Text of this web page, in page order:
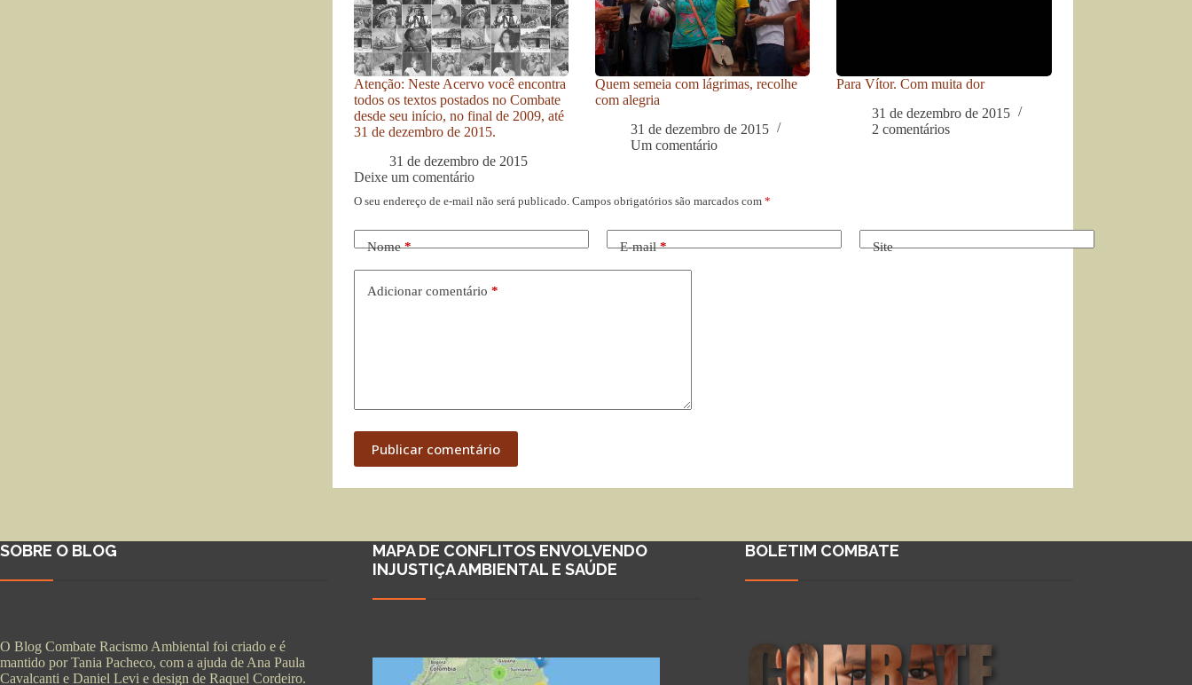
Atenção: Neste Acervo você encontra
todos os textos postados no Combate
desde seu início, no final de 2009, até
31 de dezembro de 2015.
31 de dezembro de 2015
Quem semeia com lágrimas, recolhe
com alegria
31 de dezembro de 2015
Um comentário
Para Vítor. Com muita dor
31 de dezembro de 2015
2 comentários
Deixe um comentário
O seu endereço de e-mail não será publicado. Campos obrigatórios são marcados com *
Nome* E-mail* Site
Adicionar comentário *
Publicar comentário
SOBRE O BLOG
O Blog Combate Racismo Ambiental foi criado e é
mantido por Tania Pacheco, com a ajuda de Ana Paula
Cavalcanti e Daniel Levi e design de Raquel Cordeiro.
MAPA DE CONFLITOS ENVOLVENDO
INJUSTIÇA AMBIENTAL E SAÚDE
BOLETIM COMBATE